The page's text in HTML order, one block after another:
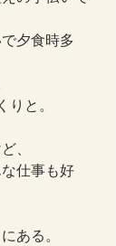
夕食時多
と。
、
仕事も好
ある。